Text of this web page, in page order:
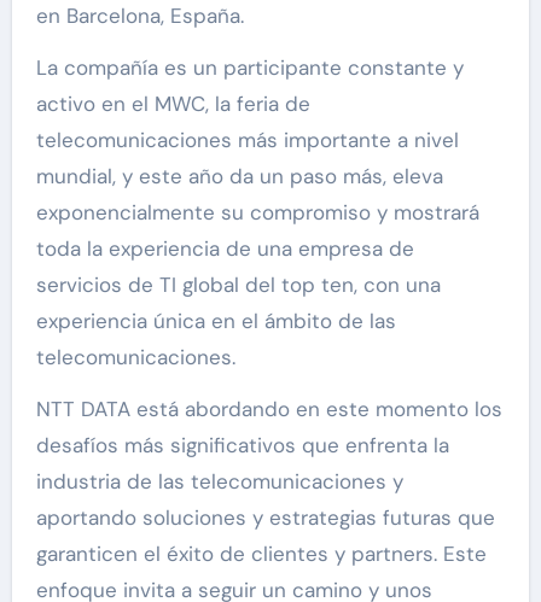
en Barcelona, España.
La compañía es un participante constante y
activo en el MWC, la feria de
telecomunicaciones más importante a nivel
mundial, y este año da un paso más, eleva
exponencialmente su compromiso y mostrará
toda la experiencia de una empresa de
servicios de TI global del top ten, con una
experiencia única en el ámbito de las
telecomunicaciones.
NTT DATA está abordando en este momento los
desafíos más significativos que enfrenta la
industria de las telecomunicaciones y
aportando soluciones y estrategias futuras que
garanticen el éxito de clientes y partners. Este
enfoque invita a seguir un camino y unos